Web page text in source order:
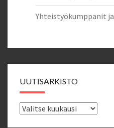
Yhteistyökumppanit
UUTISARKISTO
Uutisarkisto